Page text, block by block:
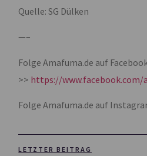
Quelle: SG Dülken
—–
Folge Amafuma.de auf
>> https://www.facebook.com/
Folge Amafuma.de auf
LETZTER BEITRAG